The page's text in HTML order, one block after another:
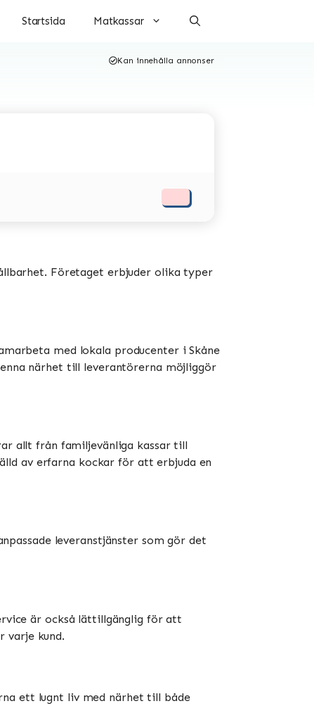
Startsida Matkassar
Kan innehålla annonser
Företaget erbjuder olika typer
med lokala producenter i Skåne
närhet till leverantörerna möjliggör
allt från familjevänliga kassar till
av erfarna kockar för att erbjuda en
leveranstjänster som gör det
är också lättillgänglig för att
varje kund.
ett lugnt liv med närhet till både